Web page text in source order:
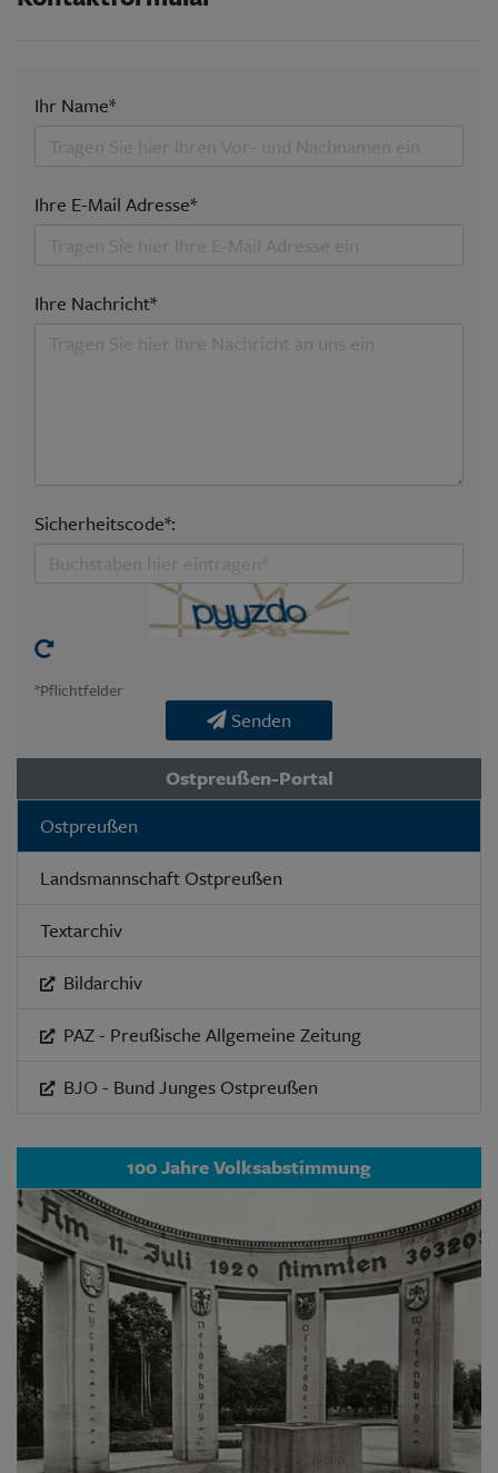
Ihr Name*
Ihre E-Mail Adresse*
Ihre Nachricht*
Sicherheitscode*:
*Pflichtfelder
Senden
Ostpreußen-Portal
Ostpreußen
Landsmannschaft Ostpreußen
Textarchiv
Bildarchiv
PAZ - Preußische Allgemeine Zeitung
BJO - Bund Junges Ostpreußen
100 Jahre Volksabstimmung